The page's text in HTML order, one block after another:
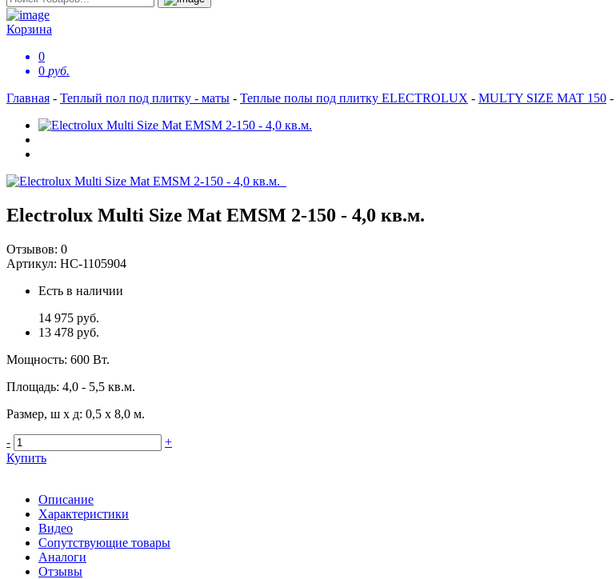
Корзина
0
0 руб.
Главная - Теплый пол под плитку - маты - Теплые полы под плитку ELECTROLUX - MULTY SIZE MAT 150 -
Electrolux Multi Size Mat EMSM 2-150 - 4,0 кв.м.
Отзывов: 0
Артикул: НС-1105904
Есть в наличии
14 975 руб.
13 478 руб.
Мощность: 600 Вт.
Площадь: 4,0 - 5,5 кв.м.
Размер, ш х д: 0,5 х 8,0 м.
-
+
Купить
Описание
Характеристики
Видео
Сопутствующие товары
Аналоги
Отзывы